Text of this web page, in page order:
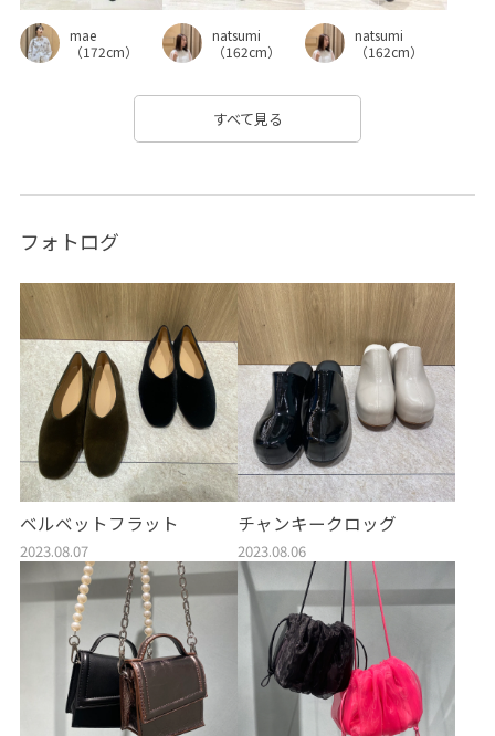
mae
（172cm）
natsumi
（162cm）
natsumi
（162cm）
すべて見る
フォトログ
ベルベットフラット
2023.08.07
チャンキークロッグ
2023.08.06